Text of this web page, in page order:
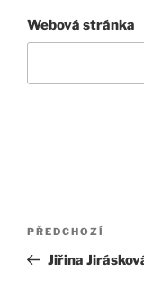
Webová stránka
Navigace
příspěvek
Předchozí
příspěvek
PŘEDCHOZÍ
Jiřina